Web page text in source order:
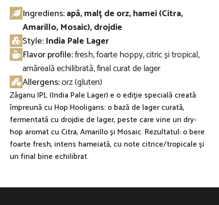
Ingrediens:apă, malț de orz, hamei (Citra,
Amarillo, Mosaic), drojdie
Style: India Pale Lager
Flavor profile:fresh, foarte hoppy, citric și tropical,
amăreală echilibrată, final curat de lager
Allergens:orz (gluten)
Zăganu IPL (India Pale Lager) e o ediție specială creată
împreună cu Hop Hooligans: o bază de lager curată,
fermentată cu drojdie de lager, peste care vine un dry-
hop aromat cu Citra, Amarillo și Mosaic. Rezultatul: o bere
foarte fresh, intens hameiată, cu note citrice/tropicale și
un final bine echilibrat.